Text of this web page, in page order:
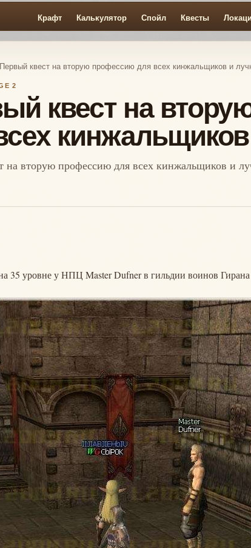
Крафт Калькулятор Спойл Квесты
квест на вторую профессию для всех кинжальщиков и
2
квест на
на вторую профессию для всех кинжальщиков и
35 уровне у НПЦ Master Dufner в гильдии воинов